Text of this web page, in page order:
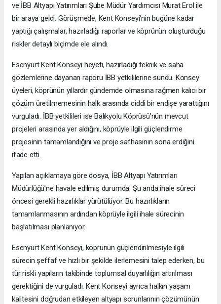
ve İBB Altyapı Yatırımları Şube Müdür Yardımcısı Murat Erol ile
bir araya geldi. Görüşmede, Kent Konseyi'nin bugüne kadar
yaptığı çalışmalar, hazırladığı raporlar ve köprünün oluşturduğu
riskler detaylı biçimde ele alındı.
Esenyurt Kent Konseyi heyeti, hazırladığı teknik ve saha
gözlemlerine dayanan raporu İBB yetkililerine sundu. Konsey
üyeleri, köprünün yıllardır gündemde olmasına rağmen kalıcı bir
çözüm üretilmemesinin halk arasında ciddi bir endişe yarattığını
vurguladı. İBB yetkilileri ise Balıkyolu Köprüsü’nün mevcut
projeleri arasında yer aldığını, köprüyle ilgili güçlendirme
projesinin tamamlandığını ve proje safhasının sona erdiğini
ifade etti.
Yapılan açıklamaya göre dosya, İBB Altyapı Yatırımları
Müdürlüğü’ne havale edilmiş durumda. Şu anda ihale süreci
öncesi gerekli hazırlıklar yürütülüyor. Bu hazırlıkların
tamamlanmasının ardından köprüyle ilgili ihale sürecinin
başlatılması planlanıyor.
Esenyurt Kent Konseyi, köprünün güçlendirilmesiyle ilgili
sürecin şeffaf ve hızlı bir şekilde ilerlemesini talep ederken, bu
tür riskli yapıların takibinde toplumsal duyarlılığın artırılması
gerektiğini de vurguladı. Kent Konseyi ayrıca halkın yaşam
kalitesini doğrudan etkileyen altyapı sorunlarının çözümünün